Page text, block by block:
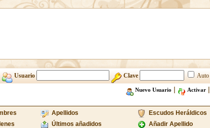
Usuario Clave Auto
Nuevo Usuario | Activar|
Apellidos
Escudos Heráldicos
Últimos añadidos Añadir Apellido